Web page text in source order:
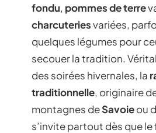
fondu, pommes de terre
charcuteriesvariées,
quelques légumes pour
secouer la tradition.
des soirées hivernales, la
traditionnelle, originaire
montagnes deSavoieou
s’invite partout dès que le